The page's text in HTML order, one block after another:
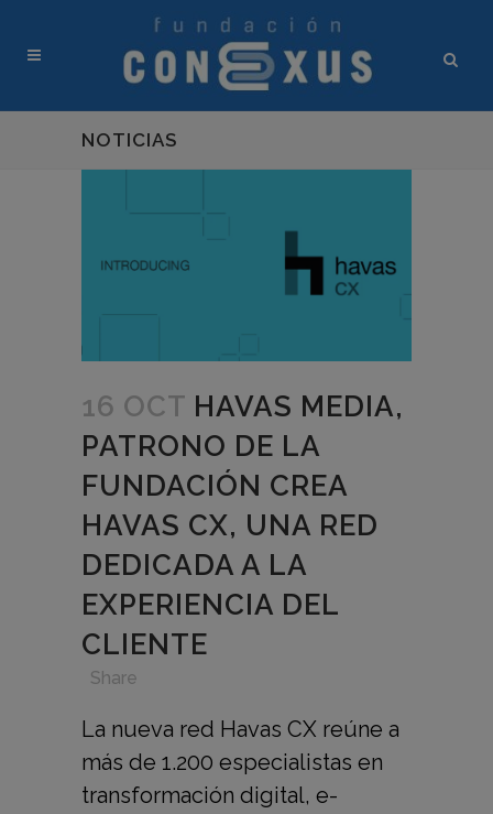
NOTICIAS
16 OCT HAVAS MEDIA,
PATRONO DE LA
FUNDACIÓN CREA
HAVAS CX, UNA RED
DEDICADA A LA
EXPERIENCIA DEL
CLIENTE
Share
La nueva red Havas CX reúne a
más de 1.200 especialistas en
transformación digital, e-